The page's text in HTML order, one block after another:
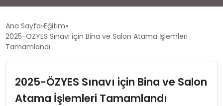
EKONOMI
MAGAZIN
Ana Sayfa Eğitim
2025-ÖZYES Sınavı için Bina ve Salon Atama İşlemleri
Tamamlandı
2025-ÖZYES Sınavı için Bina ve Salon
Atama İşlemleri Tamamlandı